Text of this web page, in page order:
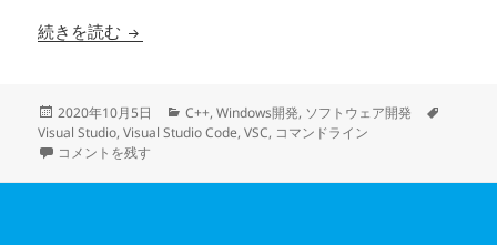
続きを読む コマンドラインで”kernel32.libを開くことができ
投
稿
日:
2020年10月5日
カ
テ
C++,Windows開発, ソフトウェア開発
Visual Studio,Visual Studio Code,VSC, コマンドライン
コマンドラインで”kernel32.libを開くことができません”が表示される場
コメントを残す